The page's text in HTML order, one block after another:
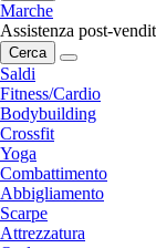
Marche
Assistenza post-
Cerca
Saldi
Fitness/Cardio
Bodybuilding
Crossfit
Yoga
Combattimento
Abbigliamento
Scarpe
Attrezzatura